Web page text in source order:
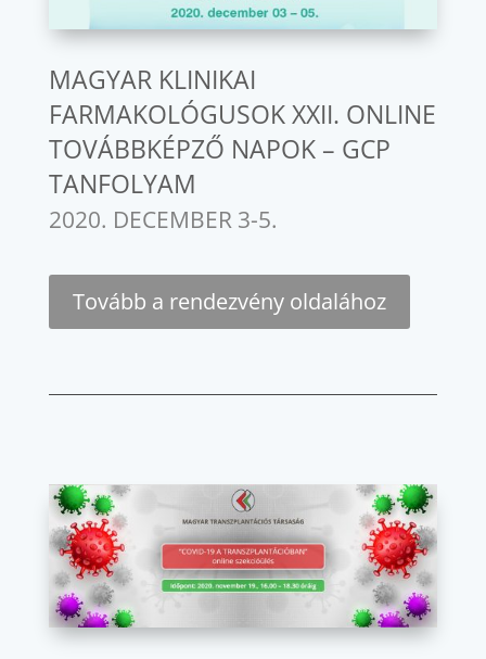
MAGYAR KLINIKAI
FARMAKOLÓGUSOK XXII. ONLINE
TOVÁBBKÉPZŐ NAPOK – GCP
TANFOLYAM
2020. DECEMBER 3-5.
Tovább a rendezvény oldalához